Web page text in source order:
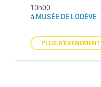
10h00
à MUSÉE DE LODÈVE
PLUS